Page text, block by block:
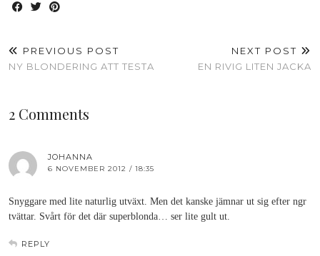
PREVIOUS POST
NY BLONDERING ATT TESTA
NEXT POST
EN RIVIG LITEN JACKA
2 Comments
JOHANNA
6 NOVEMBER 2012 / 18:35
Snyggare med lite naturlig utväxt. Men det kanske jämnar ut sig efter ngr
tvättar. Svårt för det där superblonda… ser lite gult ut.
REPLY